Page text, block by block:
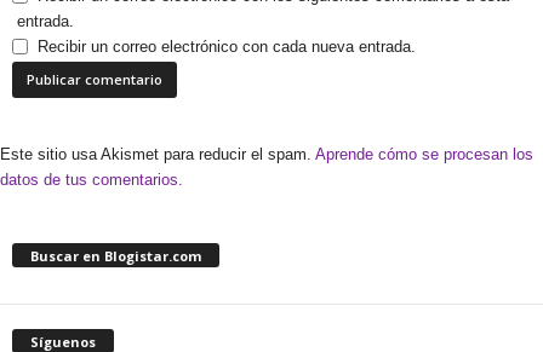
entrada.
Recibir un correo electrónico con cada nueva entrada.
Este sitio usa Akismet para reducir el spam. Aprende cómo se procesan los
datos de tus comentarios.
Buscar en Blogistar.com
Síguenos